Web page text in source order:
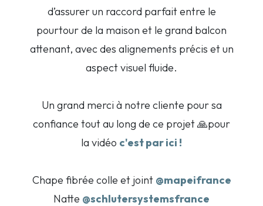
d’assurer un raccord parfait entre le
pourtour de la maison et le grand balcon
attenant, avec des alignements précis et un
aspect visuel fluide.
Un grand merci à notre cliente pour sa
confiance tout au long de ce projet 🙏pour
la vidéo c'est par ici !
Chape fibrée colle et joint @mapeifrance
Natte @schlutersystemsfrance